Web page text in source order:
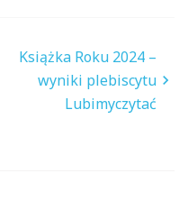
Książka Roku 2024 –
wyniki plebiscytu
Lubimyczytać